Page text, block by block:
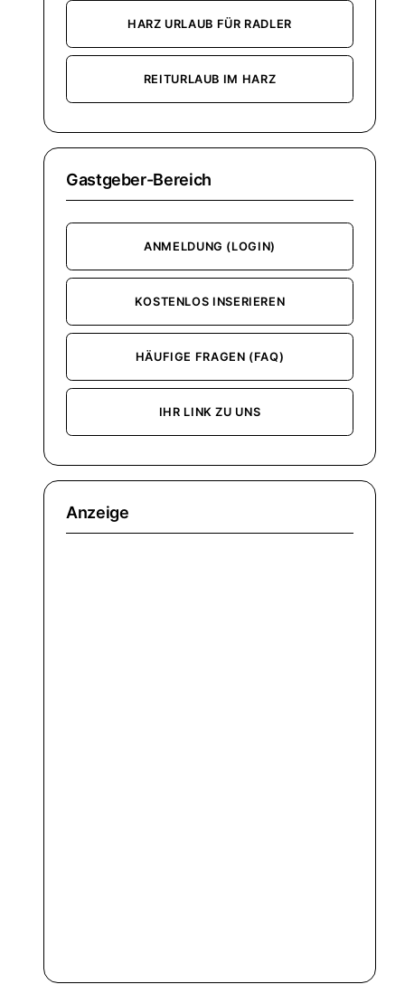
HARZ URLAUB FÜR RADLER
REITURLAUB IM HARZ
Gastgeber-Bereich
ANMELDUNG (LOGIN)
KOSTENLOS INSERIEREN
HÄUFIGE FRAGEN (FAQ)
IHR LINK ZU UNS
Anzeige